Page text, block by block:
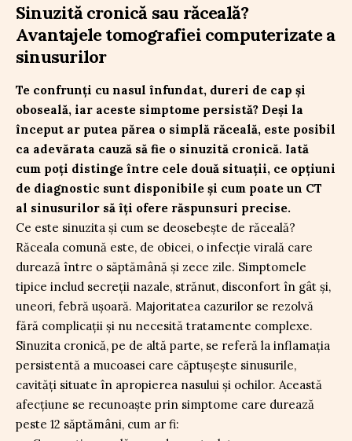
Sinuzită cronică sau răceală?
Avantajele tomografiei computerizate a
sinusurilor
Te confrunți cu nasul înfundat, dureri de cap și
oboseală, iar aceste simptome persistă? Deși la
început ar putea părea o simplă răceală, este posibil
ca adevărata cauză să fie o sinuzită cronică. Iată
cum poți distinge între cele două situații, ce opțiuni
de diagnostic sunt disponibile și cum poate un CT
al sinusurilor să îți ofere răspunsuri precise.
Ce este sinuzita și cum se deosebește de răceală?
Răceala comună este, de obicei, o infecție virală care
durează între o săptămână și zece zile. Simptomele
tipice includ secreții nazale, strănut, disconfort în gât și,
uneori, febră ușoară. Majoritatea cazurilor se rezolvă
fără complicații și nu necesită tratamente complexe.
Sinuzita cronică, pe de altă parte, se referă la inflamația
persistentă a mucoasei care căptușește sinusurile,
cavități situate în apropierea nasului și ochilor. Această
afecțiune se recunoaște prin simptome care durează
peste 12 săptămâni, cum ar fi: